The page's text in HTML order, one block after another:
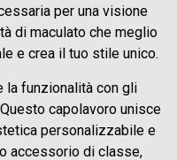
per una visione
di maculato che meglio
e crea il tuo stile unico.
la funzionalità con gli
capolavoro unisce
personalizzabile e
accessorio di classe,